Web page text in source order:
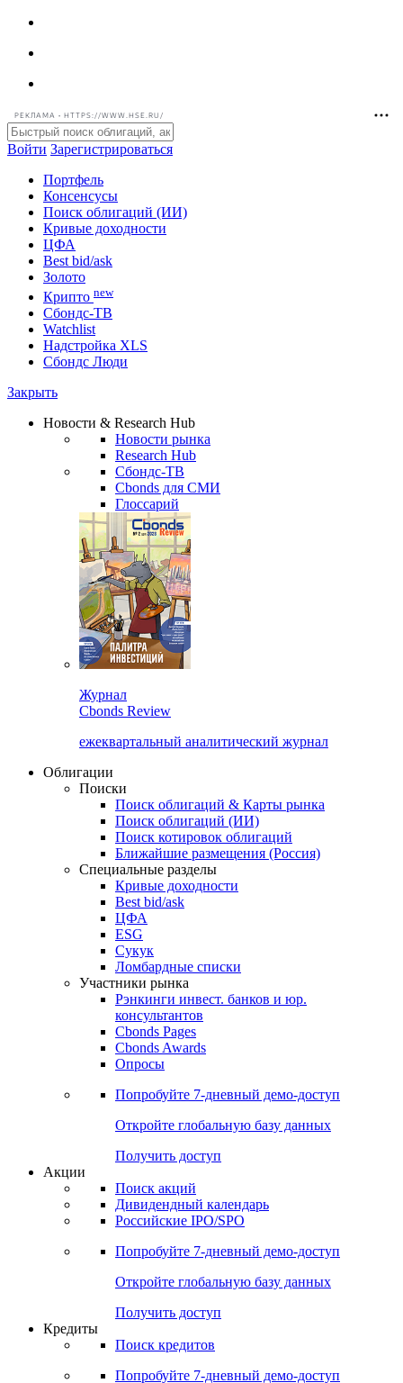
РЕКЛАМА • HTTPS://WWW.HSE.RU/
Войти Зарегистрироваться
Портфель
Консенсусы
Поиск облигаций (ИИ)
Кривые доходности
ЦФА
Best bid/ask
Золото
Крипто new
Watchlist
Сбондс Люди
Новости & Research Hub
Новости рынка
Research Hub
Сбондс-ТВ
Cbonds для СМИ
Глоссарий
Cbonds Review
ежеквартальный аналитический журнал
Облигации
Поиски
Поиск облигаций & Карты рынка
Поиск облигаций (ИИ)
Поиск котировок облигаций
Ближайшие размещения (Россия)
Специальные разделы
Кривые доходности
Best bid/ask
ЦФА
ESG
Сукук
Ломбардные списки
Участники рынка
Рэнкинги инвест. банков и юр.
Cbonds Pages
Опросы
Попробуйте7-дневный
Откройте глобальную базу данных
Получить доступ
Поиск акций
Российские IPO/SPO
Попробуйте7-дневный
Откройте глобальную базу данных
Получить доступ